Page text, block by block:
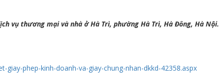
vụ thương mại và nhà ở Hà Trì, phường Hà Trì, Hà Đông, Hà Nội.
giay-phep-kinh-doanh-va-giay-chung-nhan-dkkd-42358.aspx